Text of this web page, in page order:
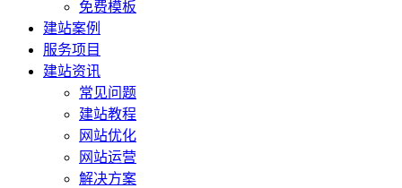
免费模板
建站案例
服务项目
建站资讯
常见问题
建站教程
网站优化
网站运营
解决方案